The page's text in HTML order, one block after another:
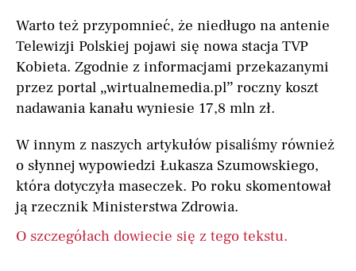
Warto też przypomnieć, że niedługo na antenie
Telewizji Polskiej pojawi się nowa stacja TVP
Kobieta. Zgodnie z informacjami przekazanymi
przez portal „wirtualnemedia.pl” roczny koszt
nadawania kanału wyniesie 17,8 mln zł.
W innym z naszych artykułów pisaliśmy również
o słynnej wypowiedzi Łukasza Szumowskiego,
która dotyczyła maseczek. Po roku skomentował
ją rzecznik Ministerstwa Zdrowia.
O szczegółach dowiecie się z tego tekstu.